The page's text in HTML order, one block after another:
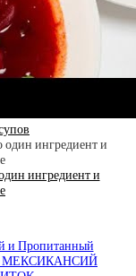
ингредиент и
и Пропитанный
МЕКСИКАНСИЙ